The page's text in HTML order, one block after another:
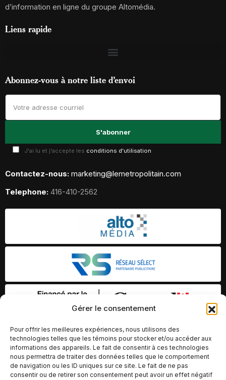
Gérer le consentement
Pour offrir les meilleures expériences, nous utilisons des
technologies telles que les témoins pour stocker et/ou accéder aux
informations des appareils. Le fait de consentir à ces technologies
nous permettra de traiter des données telles que le comportement
de navigation ou les ID uniques sur ce site. Le fait de ne pas
consentir ou de retirer son consentement peut avoir un effet négatif
d’information en ligne du groupe Altomédia.
Liens rapide
Abonnez-vous à notre liste d’envoi
J'ai lu et j'accepte les conditions d'utilisation
Contactez-nous: marketing@lemetropolitain.com
Telephone: 416-410-2562